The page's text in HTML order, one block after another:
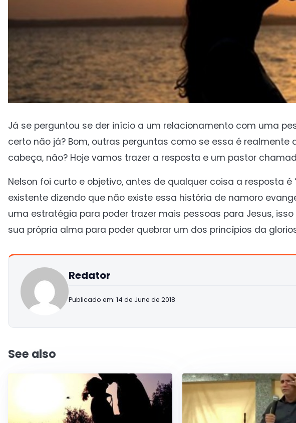
Já se perguntou se der início a um relacionamento com uma
certo não já? Bom, outras perguntas como se essa é
cabeça, não? Hoje vamos trazer a resposta e um pastor
Nelson foi curto e objetivo, antes de qualquer coisa a resposta
existente dizendo que não existe essa história de namoro
uma estratégia para poder trazer mais pessoas para Jesus,
sua própria alma para poder quebrar um dos princípios da
Redator
Publicado em: 14 de June de 2018
See also